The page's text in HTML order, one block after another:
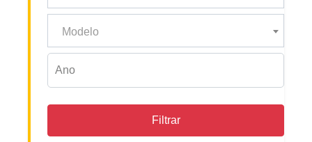
Modelo
Filtrar